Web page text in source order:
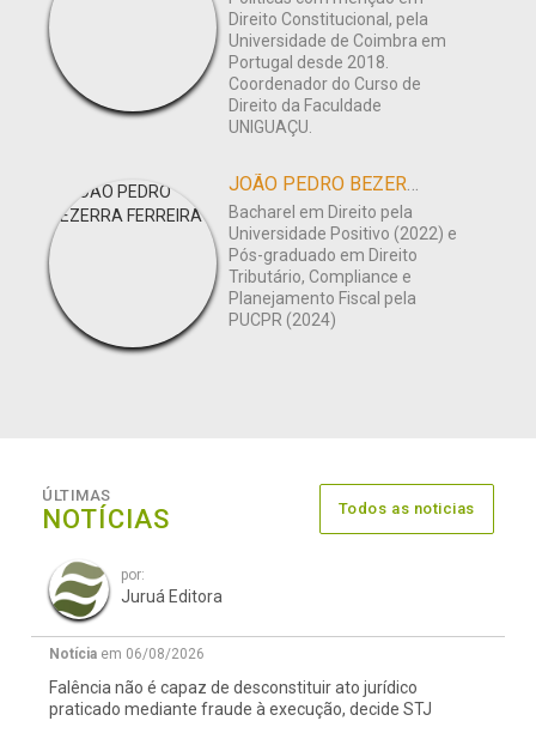
Direito Constitucional, pela
Universidade de Coimbra em
Portugal desde 2018.
Coordenador do Curso de
Direito da Faculdade
UNIGUAÇU.
JOÃO PEDRO BEZERRA FERREIRA
Bacharel em Direito pela
Universidade Positivo (2022) e
Pós-graduado em Direito
Tributário, Compliance e
Planejamento Fiscal pela
PUCPR (2024)
ÚLTIMAS
NOTÍCIAS Todos as noticias
por:
Juruá Editora
Notícia em 06/08/2026
Falência não é capaz de desconstituir ato jurídico
praticado mediante fraude à execução, decide STJ